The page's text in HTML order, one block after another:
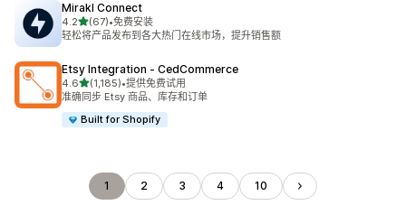
Mirakl Connect
4.2星（满分 5 星）
(67)
总共 67 条评论
•免费安装
轻松将产品发布到各大热门在线市场，提升销售额
Etsy Integration ‑ CedCommerce
4.6星（满分 5 星）
(1,185)
总共 1185 条评论
•提供免费试用
准确同步 Etsy 商品、库存和订单
Built for Shopify
1 2 3 4 10